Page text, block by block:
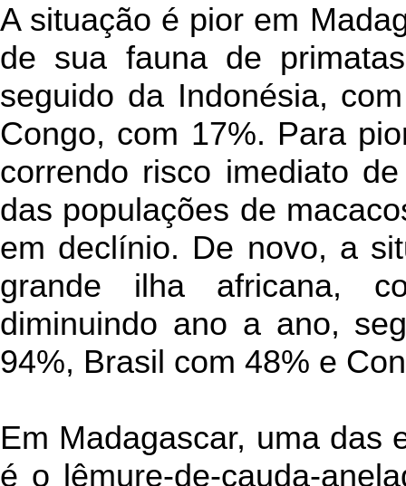
A situação é pior em
de sua fauna de
seguido da Indonésia,
Congo, com 17%. Para
correndo risco imediato
das populações de
em declínio. De novo, a
grande ilha africana,
diminuindo ano a ano,
94%, Brasil com 48% e
Em Madagascar, uma das
é o lêmure-de-cauda-